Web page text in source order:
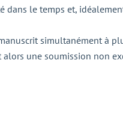
le temps et,
simultanément à
une soumission non